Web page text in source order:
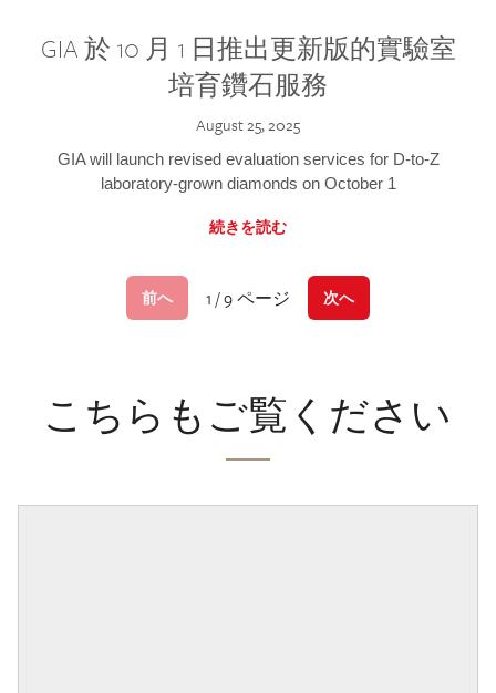
GIA 於 10 月 1 日推出更新版的實驗室
培育鑽石服務
August 25, 2025
GIA will launch revised evaluation services for D-to-Z
laboratory-grown diamonds on October 1
続きを読む
前へ 1 / 9 ページ 次へ
こちらもご覧ください